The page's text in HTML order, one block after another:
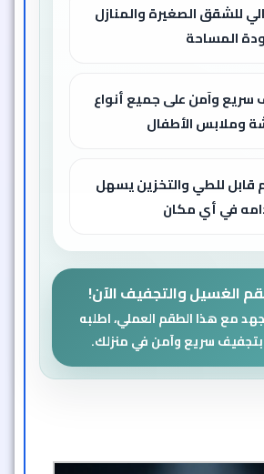
للشقق الصغيرة والمنازل
المساحة
وآمن على جميع أنواع
وملابس الأطفال
للطي والتخزين يسهل
في أي مكان
الغسيل والتجفيف الآن!
مع هذا الطقم العملي، اطلبه
بتجفيف سريع وآمن في منزلك.